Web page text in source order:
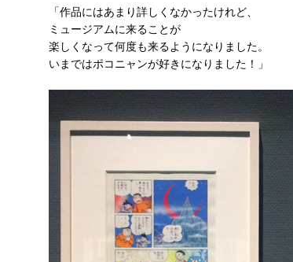
「作品にはあまり詳しくなかったけれど、
ミュージアムに来ることが
楽しくなって何度も来るようになりました。
いまではポコニャンが好きになりました！」